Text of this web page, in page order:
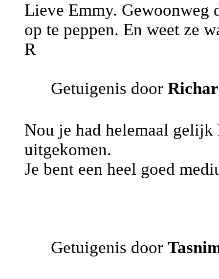
Lieve Emmy.
op te peppen. En weet ze
R
Getuigenis door
Nou je had helemaal
uitgekomen.
Je bent een heel goed
Getuigenis door